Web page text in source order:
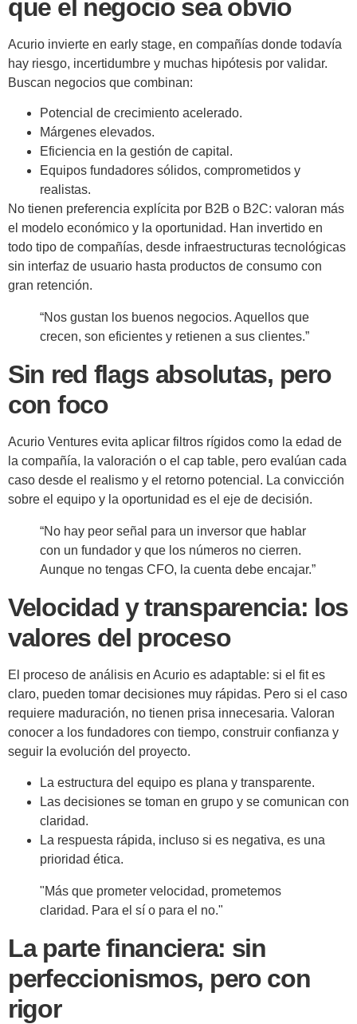
que el negocio sea obvio
Acurio invierte en early stage, en compañías donde todavía
hay riesgo, incertidumbre y muchas hipótesis por validar.
Buscan negocios que combinan:
Potencial de crecimiento acelerado.
Márgenes elevados.
Eficiencia en la gestión de capital.
Equipos fundadores sólidos, comprometidos y
realistas.
No tienen preferencia explícita por B2B o B2C: valoran más
el modelo económico y la oportunidad. Han invertido en
todo tipo de compañías, desde infraestructuras tecnológicas
sin interfaz de usuario hasta productos de consumo con
gran retención.
“Nos gustan los buenos negocios. Aquellos que
crecen, son eficientes y retienen a sus clientes.”
Sin red flags absolutas, pero
con foco
Acurio Ventures evita aplicar filtros rígidos como la edad de
la compañía, la valoración o el cap table, pero evalúan cada
caso desde el realismo y el retorno potencial. La convicción
sobre el equipo y la oportunidad es el eje de decisión.
“No hay peor señal para un inversor que hablar
con un fundador y que los números no cierren.
Aunque no tengas CFO, la cuenta debe encajar.”
Velocidad y transparencia: los
valores del proceso
El proceso de análisis en Acurio es adaptable: si el fit es
claro, pueden tomar decisiones muy rápidas. Pero si el caso
requiere maduración, no tienen prisa innecesaria. Valoran
conocer a los fundadores con tiempo, construir confianza y
seguir la evolución del proyecto.
La estructura del equipo es plana y transparente.
Las decisiones se toman en grupo y se comunican con
claridad.
La respuesta rápida, incluso si es negativa, es una
prioridad ética.
"Más que prometer velocidad, prometemos
claridad. Para el sí o para el no."
La parte financiera: sin
perfeccionismos, pero con
rigor